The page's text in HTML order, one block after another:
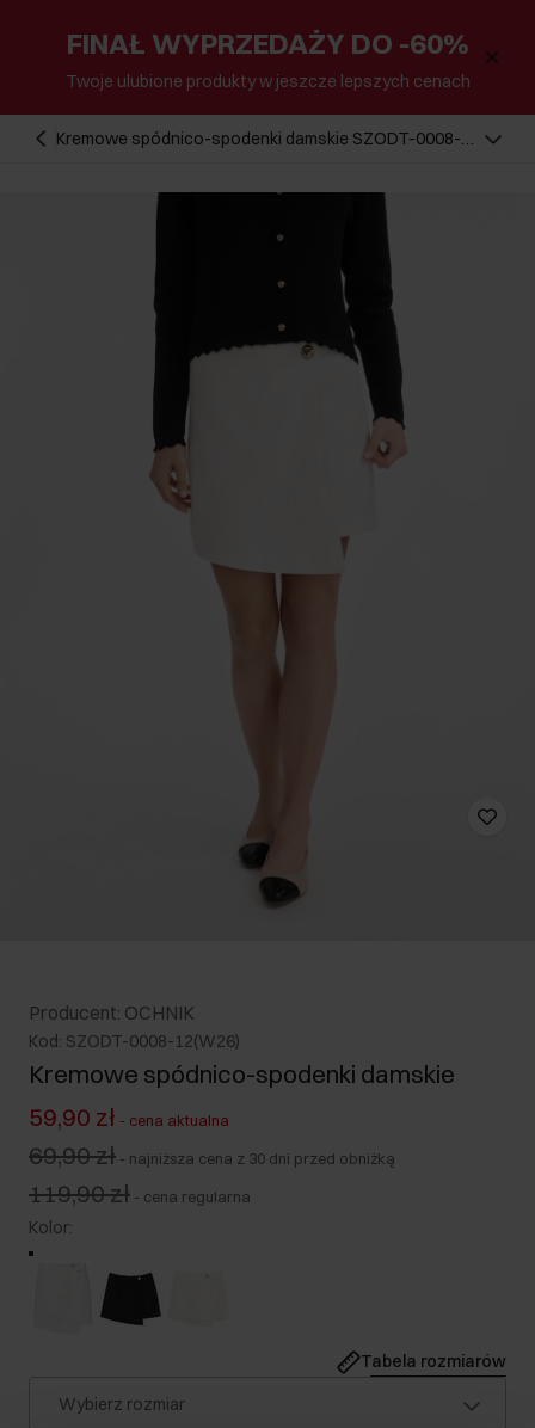
FINAŁ WYPRZEDAŻY DO -60%
Twoje ulubione produkty w jeszcze lepszych cenach
Kremowe spódnico-spodenki damskie SZODT-0008-
Producent: OCHNIK
Kod: SZODT-0008-12(W26)
Kremowe spódnico-spodenki damskie
59,90 zł - cena aktualna
69,90 zł - najniższa cena z 30 dni przed obniżką
119,90 zł - cena regularna
Kolor:
Tabela rozmiarów
Wybierz rozmiar